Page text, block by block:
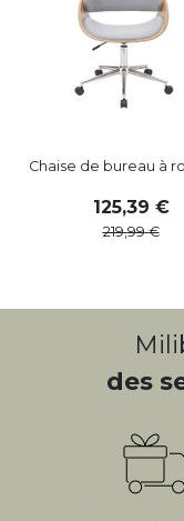
Chaise de bureau à
125,39
219,99
des